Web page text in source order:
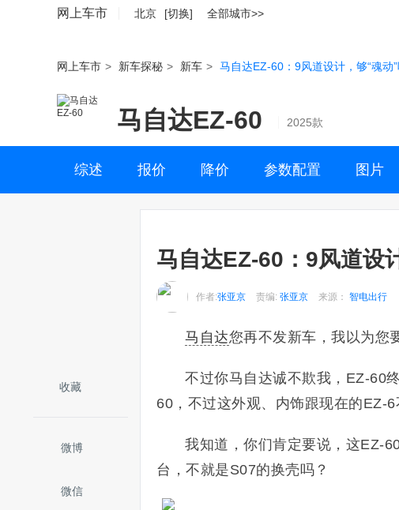
网上车市 北京 [切换] 全部城市>>
网上车市 > 新车探秘 > 新车 > 马自达EZ-60：9风道设计，够“魂动”
马自达EZ-60 2025款
综述 报价 降价 参数配置 图片
收藏
微博
微信
马自达EZ-60：9风道设
作者:张亚京 责编: 张亚京 来源： 智电出行
马自达您再不发新车，我以为您
不过你马自达诚不欺我，EZ-60
60，不过这外观、内饰跟现在的EZ-
我知道，你们肯定要说，这EZ-
台，不就是S07的换壳吗？